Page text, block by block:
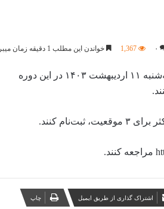
۰ 1,367 خواندن این مطلب 1 دقیقه زمان میبرد
🔹ثبت‌نام دهمین دوره‌ کارآموزی همراه اول در دومین ماه سال ۱۴۰۳ آغاز شده و متقاضیان می‌توانند تا روز سه‌شنبه ۱۱ اردیبهشت ۱۴۰۳ در این دوره‌
اشتراک گذاری از طریق ایمیل چاپ